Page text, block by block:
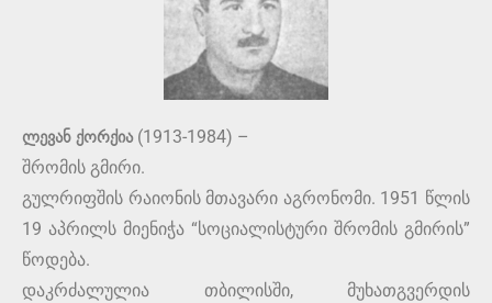
ლევან ქორქია(1913-1984) –
შრომის გმირი.
გულრიფშის რაიონის მთავარი აგრონომი. 1951 წლის
19 აპრილს მიენიჭა “სოციალისტური შრომის გმირის”
წოდება.
დაკრძალულია თბილისში, მუხათგვერდის